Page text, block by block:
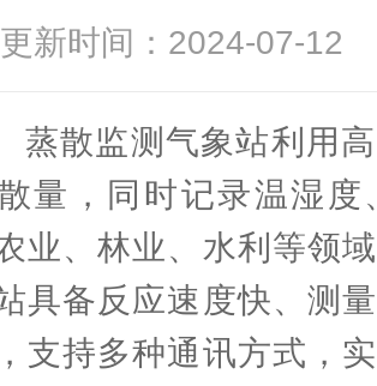
更新时间：2024-07-
散监测气象站利用高
量，同时记录温湿度
业、林业、水利等领
具备反应速度快、测
支持多种通讯方式，